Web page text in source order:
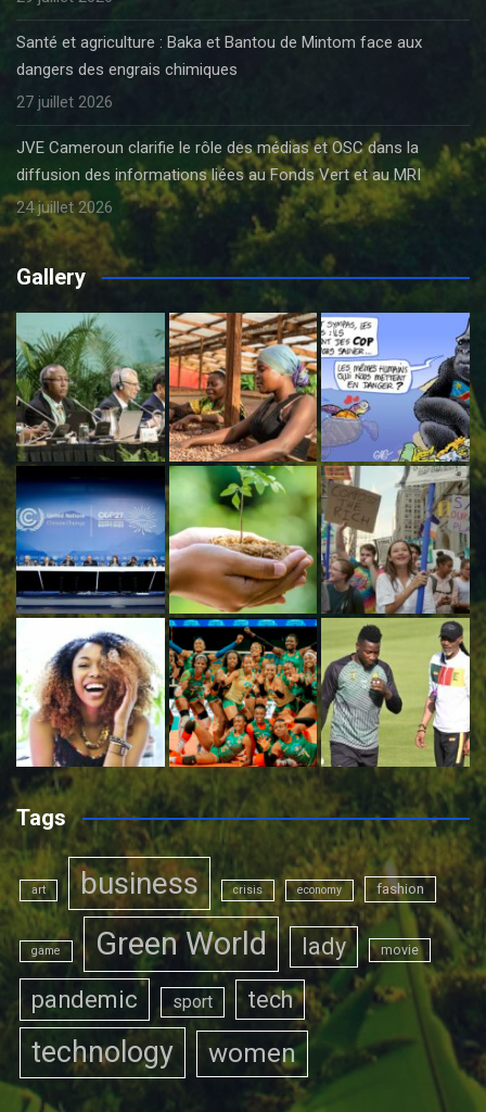
Santé et agriculture : Baka et Bantou de Mintom face aux
dangers des engrais chimiques
27 juillet 2026
JVE Cameroun clarifie le rôle des médias et OSC dans la
diffusion des informations liées au Fonds Vert et au MRI
24 juillet 2026
Gallery
Tags
art business crisis economy fashion
game Green World lady movie
pandemic sport tech
technology women